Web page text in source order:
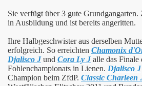
Sie verfügt über 3 gute Grundgangarten.
in Ausbildung und ist bereits angeritten.
Ihre Halbgeschwister aus derselben
erfolgreich. So erreichten Chamonix
Djalisco Jund Cora Ly Jalle das Finale
Fohlenchampionats in Lienen. Djalisco J
Champion beim ZfdP. Classic Charleen